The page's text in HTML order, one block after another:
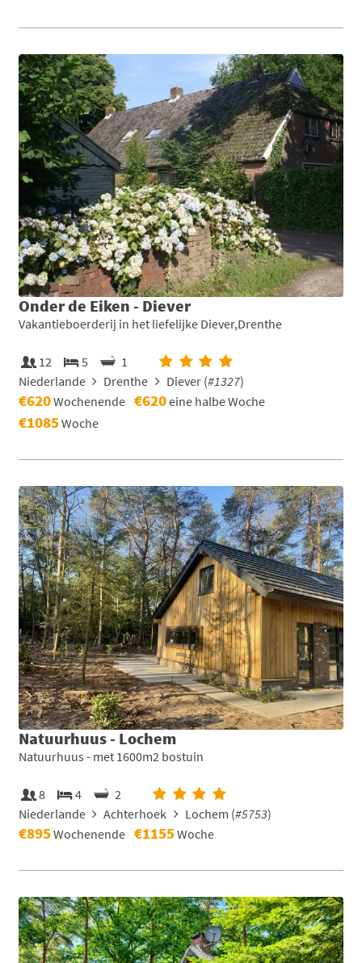
Onder de Eiken - Diever
Vakantieboerderij in het liefelijke Diever,Drenthe
12 5
1
Niederlande
Drenthe Diever (#1327)
€620Wochenende €620eine halbe Woche
€1085Woche
Natuurhuus - Lochem
Natuurhuus - met 1600m2 bostuin
8 4
2
Niederlande
Achterhoek Lochem (#5753)
€895Wochenende €1155Woche